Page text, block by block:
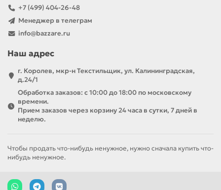
+7 (499) 404-26-48
Менеджер в телеграм
info@bazzare.ru
Наш адрес
г. Королев, мкр-н Текстильщик, ул. Калининградская,
д.24/1
Обработка заказов: с 10:00 до 18:00 по московскому
времени.
Прием заказов через корзину 24 часа в сутки, 7 дней в
неделю.
Чтобы продать что-нибудь ненужное, нужно сначала купить что-
нибудь ненужное.